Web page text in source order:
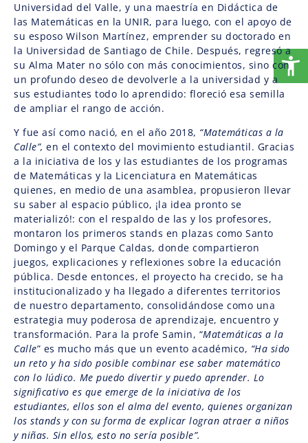
Universidad del Valle, y una maestría en Didáctica de
las Matemáticas en la UNIR, para luego, con el apoyo de
su esposo Wilson Martínez, emprender su doctorado en
la Universidad de Santiago de Chile. Después, regresó a
su Alma Mater no sólo con más conocimientos, sino con
un profundo deseo de devolverle a la universidad y a
sus estudiantes todo lo aprendido: floreció esa semilla
de ampliar el rango de acción.
Y fue así como nació, en el año 2018, “Matemáticas a la
Calle”, en el contexto del movimiento estudiantil. Gracias
a la iniciativa de los y las estudiantes de los programas
de Matemáticas y la Licenciatura en Matemáticas
quienes, en medio de una asamblea, propusieron llevar
su saber al espacio público, ¡la idea pronto se
materializó!: con el respaldo de las y los profesores,
montaron los primeros stands en plazas como Santo
Domingo y el Parque Caldas, donde compartieron
juegos, explicaciones y reflexiones sobre la educación
pública. Desde entonces, el proyecto ha crecido, se ha
institucionalizado y ha llegado a diferentes territorios
de nuestro departamento, consolidándose como una
estrategia muy poderosa de aprendizaje, encuentro y
transformación. Para la profe Samin, “Matemáticas a la
Calle” es mucho más que un evento académico, “Ha sido
un reto y ha sido posible combinar ese saber matemático
con lo lúdico. Me puedo divertir y puedo aprender. Lo
significativo es que emerge de la iniciativa de los
estudiantes, ellos son el alma del evento, quienes organizan
los stands y con su forma de explicar logran atraer a niños
y niñas. Sin ellos, esto no sería posible”.